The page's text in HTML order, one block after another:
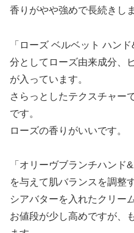
香りがやや強めで長続きしま
「ローズ ベルベット ハン
分としてローズ由来成分、
が入っています。
さらっとしたテクスチャー
です。
ローズの香りがいいです。
「オリーヴブランチハン
を与えて肌バランスを調整
シアバターを入れたクリーム
お値段が少し高めですが、